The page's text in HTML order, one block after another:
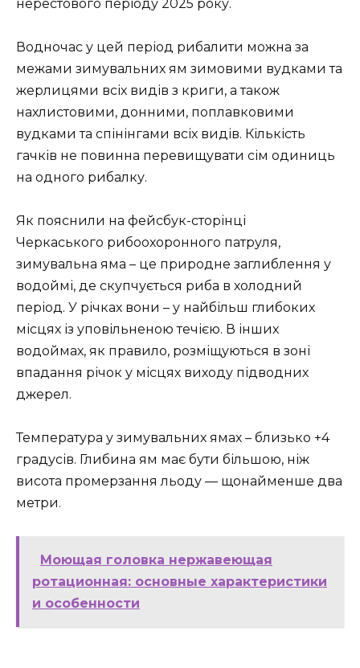
нерестового періоду 2025 року.
Водночас у цей період рибалити можна за
межами зимувальних ям зимовими вудками та
жерлицями всіх видів з криги, а також
нахлистовими, донними, поплавковими
вудками та спінінгами всіх видів. Кількість
гачків не повинна перевищувати сім одиниць
на одного рибалку.
Як пояснили на фейсбук-сторінці
Черкаського рибоохоронного патруля,
зимувальна яма – це природне заглиблення у
водоймі, де скупчується риба в холодний
період. У річках вони – у найбільш глибоких
місцях із уповільненою течією. В інших
водоймах, як правило, розміщуються в зоні
впадання річок у місцях виходу підводних
джерел.
Температура у зимувальних ямах – близько +4
градусів. Глибина ям має бути більшою, ніж
висота промерзання льоду — щонайменше два
метри.
Моющая головка нержавеющая
ротационная: основные характеристики
и особенности